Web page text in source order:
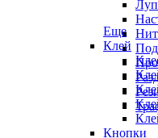
Еще
Клей
Кнопки